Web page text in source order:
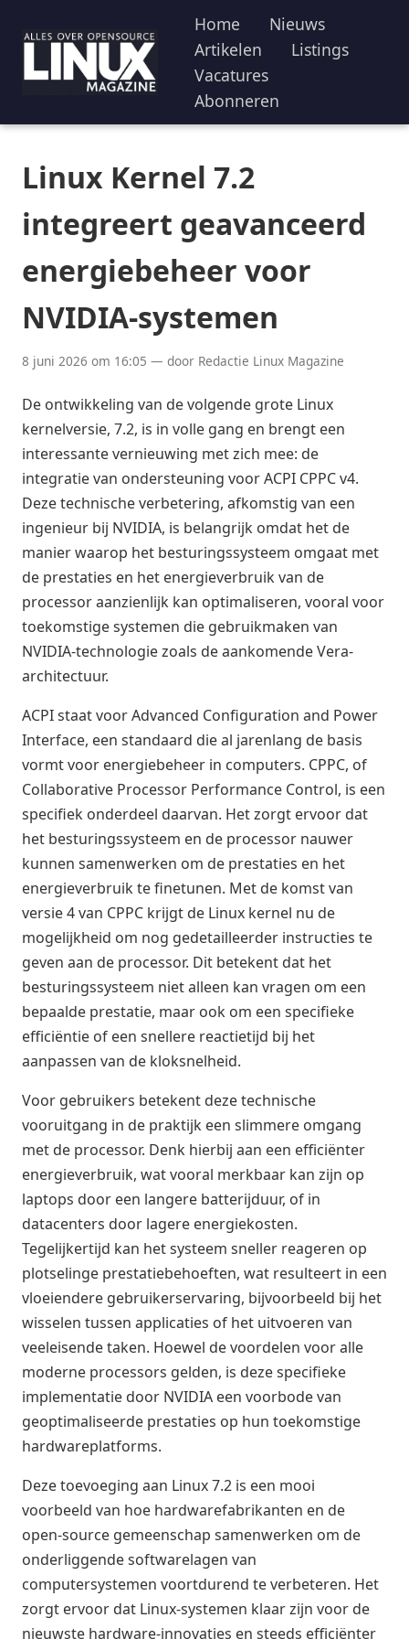
Home
Nieuws
Artikelen
Listings
Vacatures
Abonneren
Linux Kernel 7.2
integreert geavanceerd
energiebeheer voor
NVIDIA-systemen
8 juni 2026 om 16:05 — door Redactie Linux Magazine
De ontwikkeling van de volgende grote Linux
kernelversie, 7.2, is in volle gang en brengt een
interessante vernieuwing met zich mee: de
integratie van ondersteuning voor ACPI CPPC v4.
Deze technische verbetering, afkomstig van een
ingenieur bij NVIDIA, is belangrijk omdat het de
manier waarop het besturingssysteem omgaat met
de prestaties en het energieverbruik van de
processor aanzienlijk kan optimaliseren, vooral voor
toekomstige systemen die gebruikmaken van
NVIDIA-technologie zoals de aankomende Vera-
architectuur.
ACPI staat voor Advanced Configuration and Power
Interface, een standaard die al jarenlang de basis
vormt voor energiebeheer in computers. CPPC, of
Collaborative Processor Performance Control, is een
specifiek onderdeel daarvan. Het zorgt ervoor dat
het besturingssysteem en de processor nauwer
kunnen samenwerken om de prestaties en het
energieverbruik te finetunen. Met de komst van
versie 4 van CPPC krijgt de Linux kernel nu de
mogelijkheid om nog gedetailleerder instructies te
geven aan de processor. Dit betekent dat het
besturingssysteem niet alleen kan vragen om een
bepaalde prestatie, maar ook om een specifieke
efficiëntie of een snellere reactietijd bij het
aanpassen van de kloksnelheid.
Voor gebruikers betekent deze technische
vooruitgang in de praktijk een slimmere omgang
met de processor. Denk hierbij aan een efficiënter
energieverbruik, wat vooral merkbaar kan zijn op
laptops door een langere batterijduur, of in
datacenters door lagere energiekosten.
Tegelijkertijd kan het systeem sneller reageren op
plotselinge prestatiebehoeften, wat resulteert in een
vloeiendere gebruikerservaring, bijvoorbeeld bij het
wisselen tussen applicaties of het uitvoeren van
veeleisende taken. Hoewel de voordelen voor alle
moderne processors gelden, is deze specifieke
implementatie door NVIDIA een voorbode van
geoptimaliseerde prestaties op hun toekomstige
hardwareplatforms.
Deze toevoeging aan Linux 7.2 is een mooi
voorbeeld van hoe hardwarefabrikanten en de
open-source gemeenschap samenwerken om de
onderliggende softwarelagen van
computersystemen voortdurend te verbeteren. Het
zorgt ervoor dat Linux-systemen klaar zijn voor de
nieuwste hardware-innovaties en steeds efficiënter